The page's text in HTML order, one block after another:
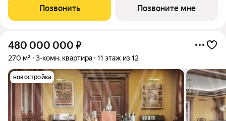
площадью 3,7 га расположен на Кутузовском проспекте и
воплощает новую концепцию
Позвонить Позвоните мне
480 000 000 ₽
270 м² 3-комн. квартира 11 этаж из 12
новостройка